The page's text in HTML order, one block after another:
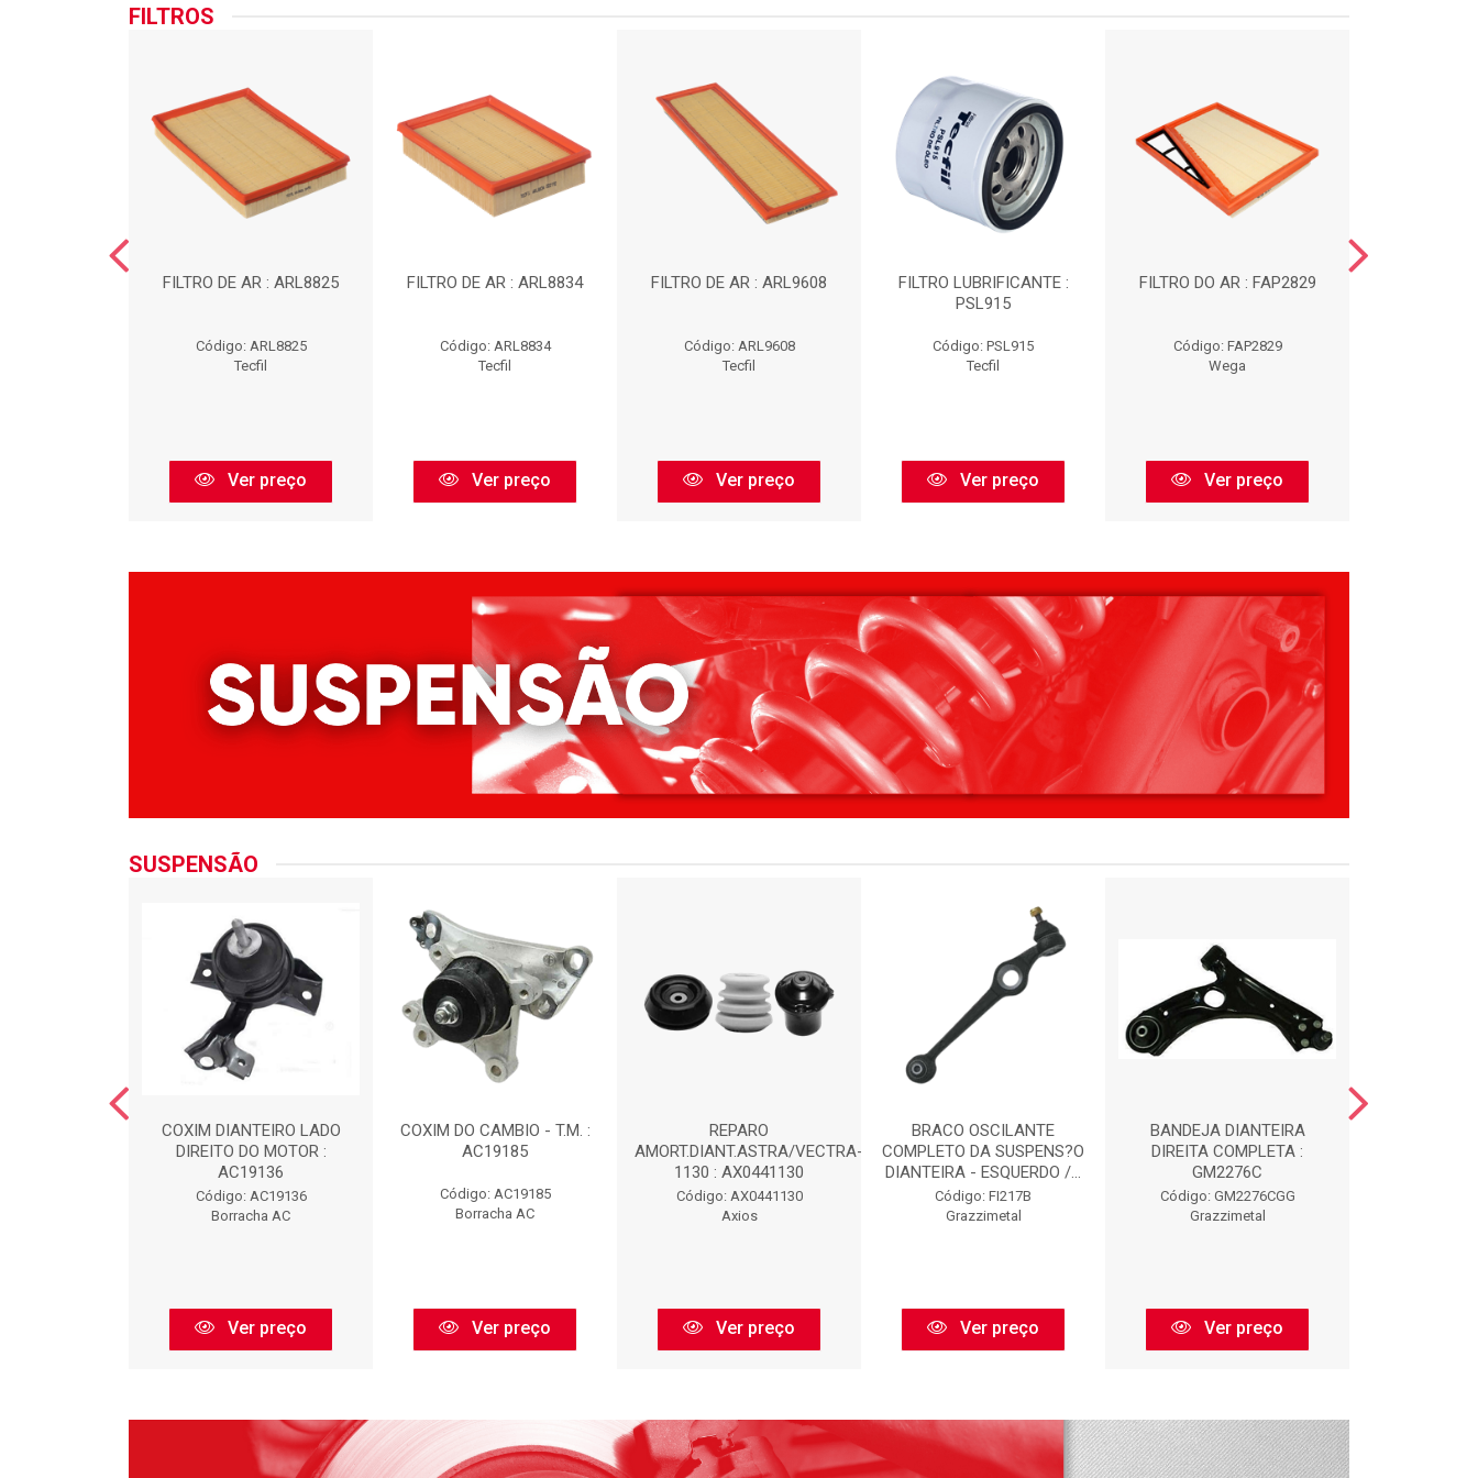
FILTROS
FILTRO DE AR : ARL8825
Código: ARL8825
Tecfil
Ver preço
FILTRO DE AR : ARL8834
Código: ARL8834
Tecfil
Ver preço
FILTRO DE AR : ARL9608
Código: ARL9608
Tecfil
Ver preço
FILTRO LUBRIFICANTE :
PSL915
Código: PSL915
Tecfil
Ver preço
FILTRO DO AR : FAP2829
Código: FAP2829
Wega
Ver preço
SUSPENSÃO
COXIM DIANTEIRO LADO
DIREITO DO MOTOR :
AC19136
Código: AC19136
Borracha AC
Ver preço
COXIM DO CAMBIO - T.M. :
AC19185
Código: AC19185
Borracha AC
Ver preço
REPARO
AMORT.DIANT.ASTRA/VECTRA-
1130 : AX0441130
Código: AX0441130
Axios
Ver preço
BRACO OSCILANTE
COMPLETO DA SUSPENS?O
DIANTEIRA - ESQUERDO /...
Código: FI217B
Grazzimetal
Ver preço
BANDEJA DIANTEIRA
DIREITA COMPLETA :
GM2276C
Código: GM2276CGG
Grazzimetal
Ver preço